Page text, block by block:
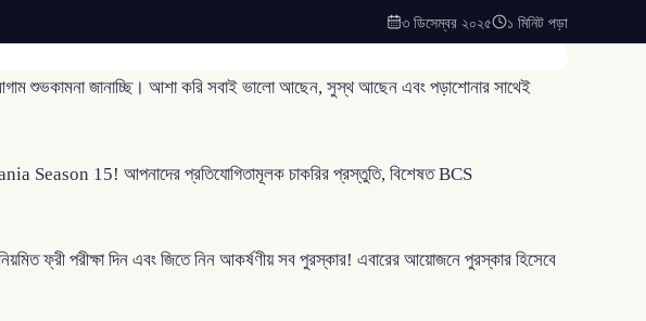
৩ ডিসেম্বর ২০২৫ ১ মিনিট পড়া
শুভকামনা জানাচ্ছি। আশা করি সবাই ভালো আছেন, সুস্থ আছেন এবং পড়াশোনার সাথেই
Season 15! আপনাদের প্রতিযোগিতামূলক চাকরির প্রস্তুতি, বিশেষত BCS
ফ্রী পরীক্ষা দিন এবং জিতে নিন আকর্ষণীয় সব পুরস্কার! এবারের আয়োজনে পুরস্কার হিসেবে